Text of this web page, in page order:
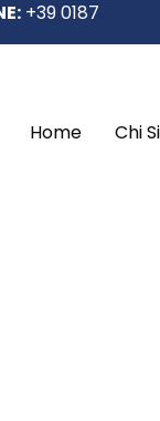
+39 0187
Home Chi